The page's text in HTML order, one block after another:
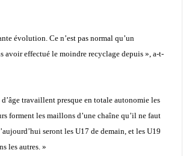
évolution. Ce n’est pas normal qu’un
avoir effectué le moindre recyclage depuis », a-t-
travaillent presque en totale autonomie les
forment les maillons d’une chaîne qu’il ne faut
seront les U17 de demain, et les U19
les autres. »